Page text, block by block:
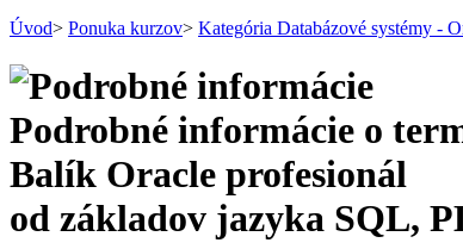
Úvod> Ponuka kurzov> Kategória Databázové systémy -
Podrobné informácie o
Balík Oracle profesionál
od základov jazyka SQL,